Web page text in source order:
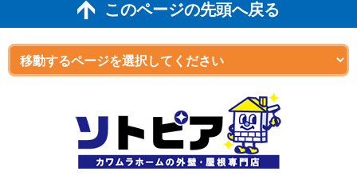
このページの先頭へ戻る